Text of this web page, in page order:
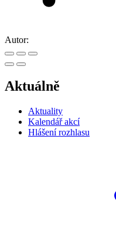
Autor:
Aktuálně
Aktuality
Kalendář akcí
Hlášení rozhlasu